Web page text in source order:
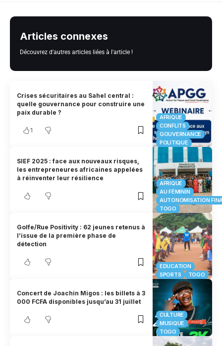
Articles connexes
Découvrez d'autres articles liées à l'article !
AFRIQUE
CONFLITS
GOUVERNANCE
POLITIQUE
Crises sécuritaires au Sahel central :
quelle gouvernance pour construire une
paix durable ?
1
AFRIQUE
AU FÉMININ
AUTONOMISATION
TOGO
SIEF 2025 : face aux nouveaux risques,
les entrepreneures africaines appelées
à réinventer leur résilience
EDUCATION
SPORTS
TOGO
Golfe/Rue Positivity : 62 jeunes retenus à
l’issue de la première phase de
détection
CULTURE
MUSIQUE
TOGO
Concert de Joachin Migos : les billets à 3
000 FCFA disponibles jusqu’au 31 juillet